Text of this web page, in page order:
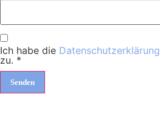
Ich habe die Datenschutzerklärung
zu. *